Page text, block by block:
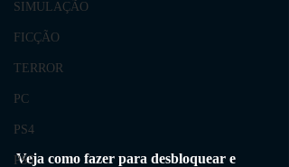
SIMULAÇÃO
FICÇÃO
TERROR
PC
PS4
PS5
Veja como fazer para desbloquear e